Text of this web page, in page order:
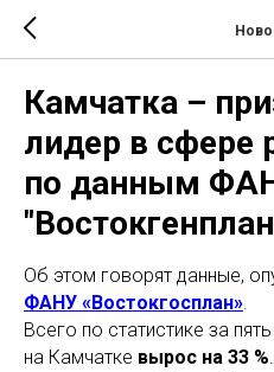
Камчатка –
лидер в сфере
по данным
Об этом говорят данные,
ФАНУ «Востокгосплан».
Всего по статистике за
на Камчатке вырос на 33 %